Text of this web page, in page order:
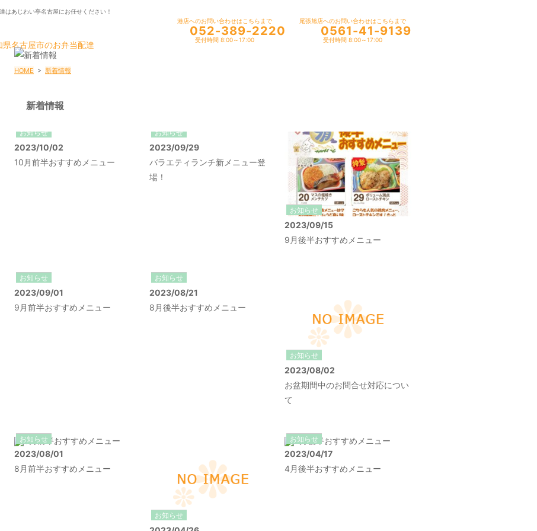
はあじわい亭名古屋にお任せください！
港店へのお問い合わせはこちらまで
052-389-2220
受付時間 8:00～17:00
尾張旭店へのお問い合わせはこちらまで
0561-41-9139
受付時間 8:00～17:00
HOME > 新着情報
新着情報
お知らせ
2023/10/02
10月前半おすすめメニュー
お知らせ
2023/09/29
バラエティランチ新メニュー登
場！
お知らせ
2023/09/15
9月後半おすすめメニュー
お知らせ
2023/09/01
9月前半おすすめメニュー
お知らせ
2023/08/21
8月後半おすすめメニュー
お知らせ
2023/08/02
お盆期間中のお問合せ対応につい
て
お知らせ
2023/08/01
8月前半おすすめメニュー
お知らせ
お知らせ
2023/04/17
4月後半おすすめメニュー